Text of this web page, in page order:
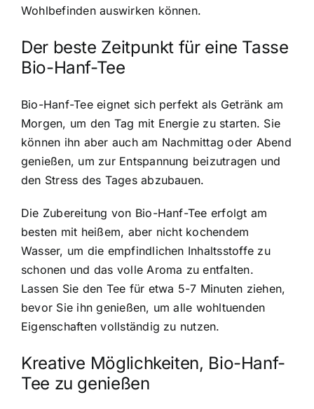
Wohlbefinden auswirken können.
Der beste Zeitpunkt für eine Tasse
Bio-Hanf-Tee
Bio-Hanf-Tee eignet sich perfekt als Getränk am
Morgen, um den Tag mit Energie zu starten. Sie
können ihn aber auch am Nachmittag oder Abend
genießen, um zur Entspannung beizutragen und
den Stress des Tages abzubauen.
Die Zubereitung von Bio-Hanf-Tee erfolgt am
besten mit heißem, aber nicht kochendem
Wasser, um die empfindlichen Inhaltsstoffe zu
schonen und das volle Aroma zu entfalten.
Lassen Sie den Tee für etwa 5-7 Minuten ziehen,
bevor Sie ihn genießen, um alle wohltuenden
Eigenschaften vollständig zu nutzen.
Kreative Möglichkeiten, Bio-Hanf-
Tee zu genießen